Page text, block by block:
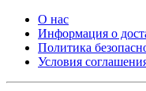
О нас
Информация о
Политика
Условия